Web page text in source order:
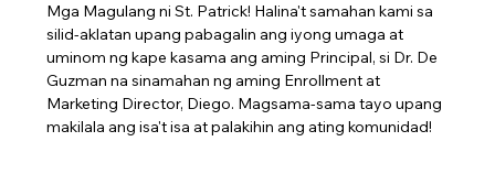
Mga Magulang ni St. Patrick! Halina't samahan kami sa
silid-aklatan upang pabagalin ang iyong umaga at
uminom ng kape kasama ang aming Principal, si Dr. De
Guzman na sinamahan ng aming Enrollment at
Marketing Director, Diego. Magsama-sama tayo upang
makilala ang isa't isa at palakihin ang ating komunidad!